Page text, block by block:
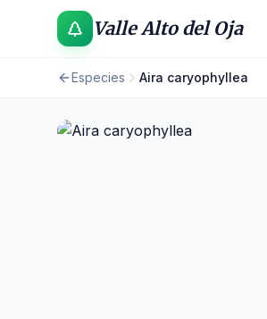
Valle Alto del Oja
Especies Aira caryophyllea